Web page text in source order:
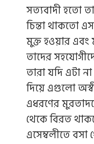
সত্যবাদী হতো
চিন্তা থাকতো
মুক্ত হওয়ার
তাদের
তারা যদি এটা
দিয়ে এগুলো
এধরণের
থেকে বিরত
এসেম্বলীতে বসা